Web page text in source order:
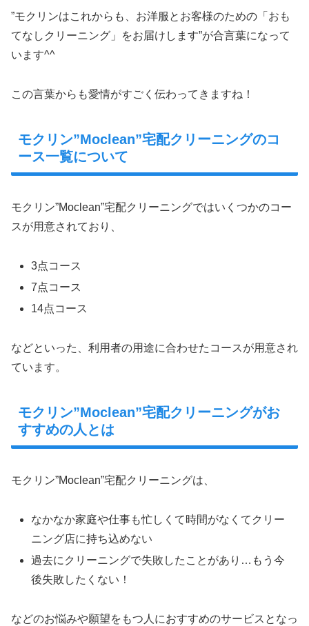
”モクリンはこれからも、お洋服とお客様のための「おも
てなしクリーニング」をお届けします”が合言葉になって
います^^
この言葉からも愛情がすごく伝わってきますね！
モクリン”Moclean”宅配クリーニングのコ
ース一覧について
モクリン”Moclean”宅配クリーニングではいくつかのコー
スが用意されており、
3点コース
7点コース
14点コース
などといった、利用者の用途に合わせたコースが用意され
ています。
モクリン”Moclean”宅配クリーニングがお
すすめの人とは
モクリン”Moclean”宅配クリーニングは、
なかなか家庭や仕事も忙しくて時間がなくてクリー
ニング店に持ち込めない
過去にクリーニングで失敗したことがあり…もう今
後失敗したくない！
などのお悩みや願望をもつ人におすすめのサービスとなっ